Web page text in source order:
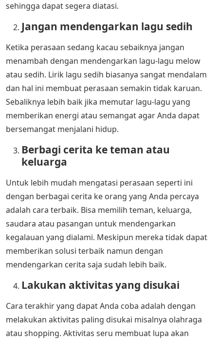
sehingga dapat segera diatasi.
Jangan mendengarkan lagu sedih
Ketika perasaan sedang kacau sebaiknya jangan
menambah dengan mendengarkan lagu-lagu melow
atau sedih. Lirik lagu sedih biasanya sangat mendalam
dan hal ini membuat perasaan semakin tidak karuan.
Sebaliknya lebih baik jika memutar lagu-lagu yang
memberikan energi atau semangat agar Anda dapat
bersemangat menjalani hidup.
Berbagi cerita ke teman atau
keluarga
Untuk lebih mudah mengatasi perasaan seperti ini
dengan berbagai cerita ke orang yang Anda percaya
adalah cara terbaik. Bisa memilih teman, keluarga,
saudara atau pasangan untuk mendengarkan
kegalauan yang dialami. Meskipun mereka tidak dapat
memberikan solusi terbaik namun dengan
mendengarkan cerita saja sudah lebih baik.
Lakukan aktivitas yang disukai
Cara terakhir yang dapat Anda coba adalah dengan
melakukan aktivitas paling disukai misalnya olahraga
atau shopping. Aktivitas seru membuat lupa akan